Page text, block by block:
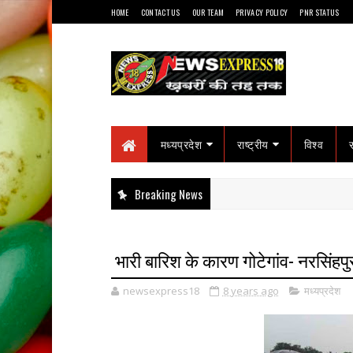
HOME CONTACT US OUR TEAM PRIVACY POLICY PNR STATUS
मध्यप्रदेश राष्ट्रीय विश्व
Breaking News
भारी बारिश के कारण गोटेगांव-
newsexpress18 8 years ago मध्यप्रदेश